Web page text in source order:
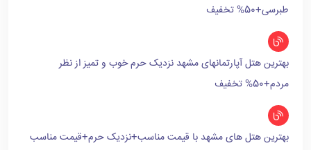
طبرسی+50% تخفیف
بهترین هتل آپارتمانهای مشهد نزدیک حرم خوب و تمیز از نظر
مردم+50% تخفیف
بهترین هتل های مشهد با قیمت مناسب+نزدیک حرم+قیمت مناسب